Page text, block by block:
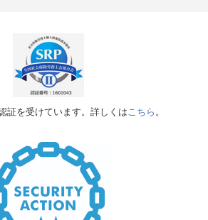
証を受けています。詳しくは こちら 。